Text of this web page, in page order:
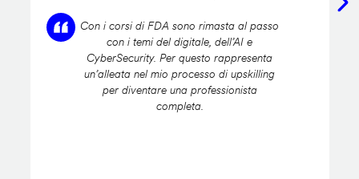
Con i corsi di FDA sono rimasta al passo
con i temi del digitale, dell’AI e
CyberSecurity. Per questo rappresenta
un’alleata nel mio processo di upskilling
per diventare una professionista
completa.